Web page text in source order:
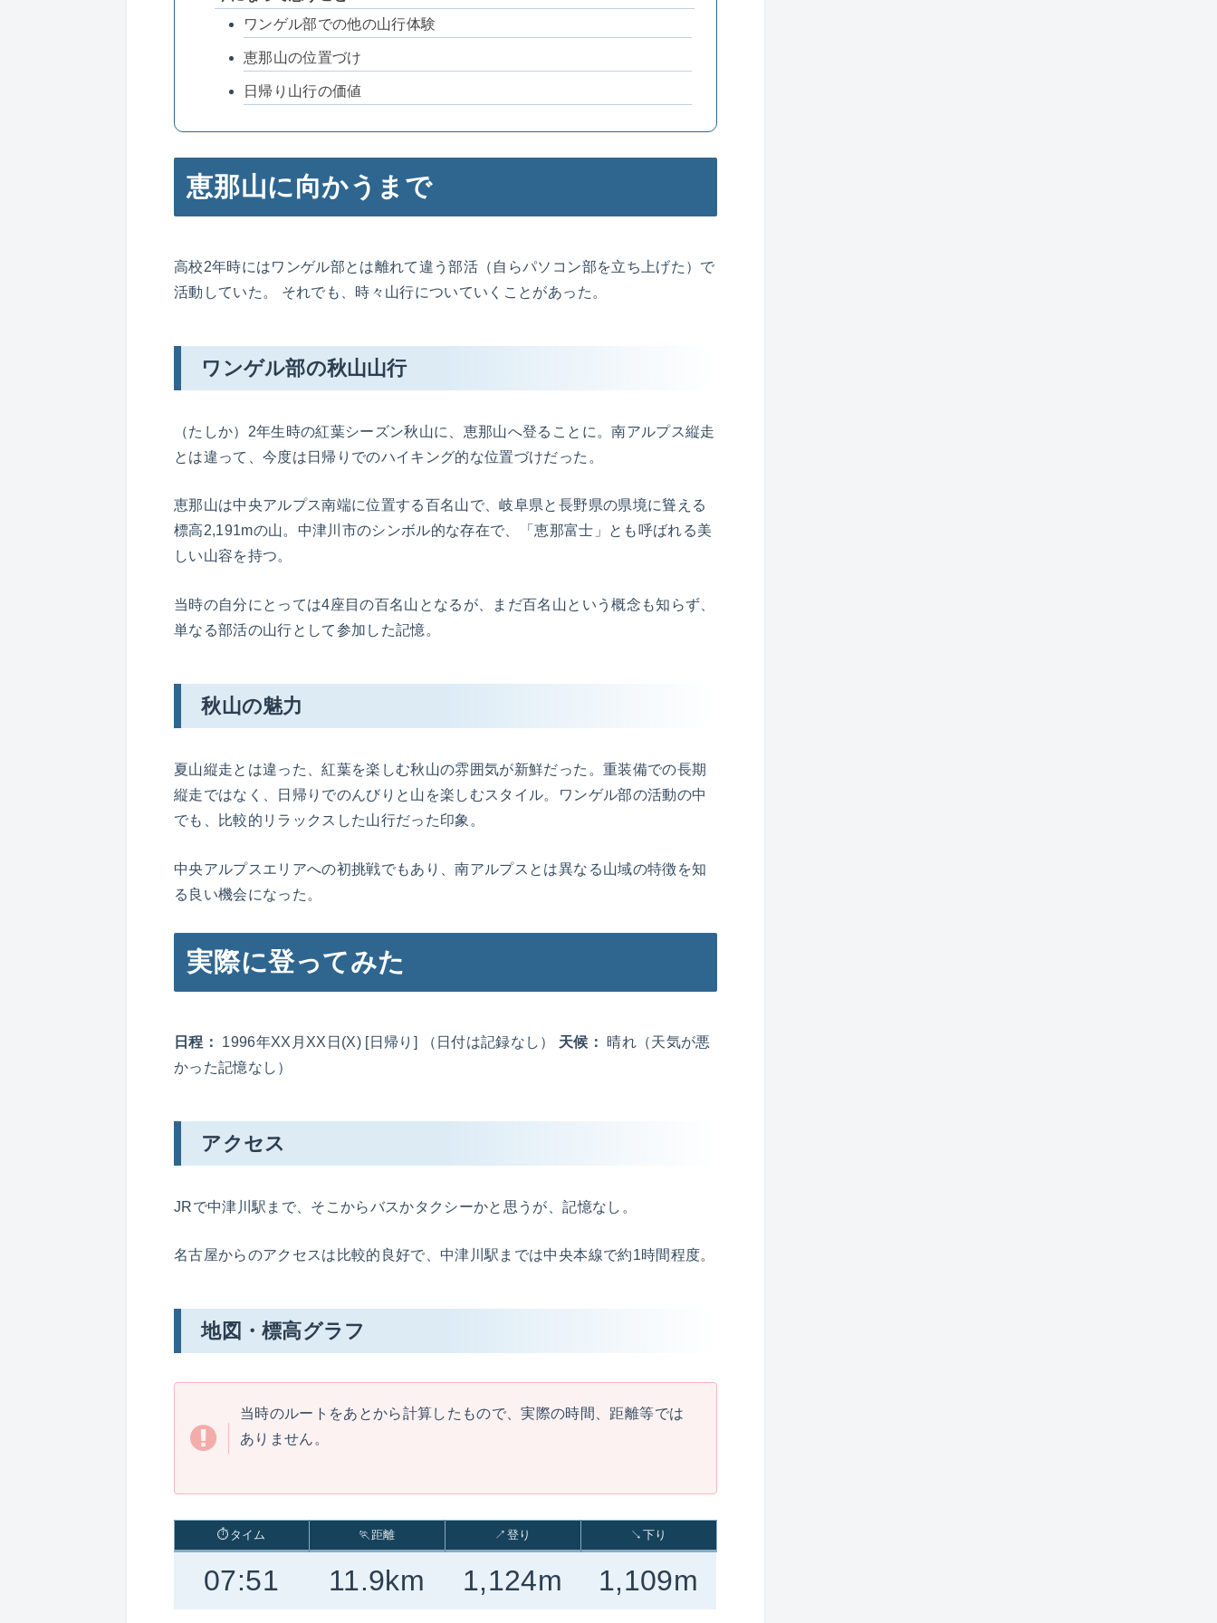
ワンゲル部での他の山行体験
恵那山の位置づけ
日帰り山行の価値
恵那山に向かうまで
高校2年時にはワンゲル部とは離れて違う部活（自らパソコン部を立ち上げた）で
活動していた。 それでも、時々山行についていくことがあった。
ワンゲル部の秋山山行
（たしか）2年生時の紅葉シーズン秋山に、恵那山へ登ることに。南アルプス縦走
とは違って、今度は日帰りでのハイキング的な位置づけだった。
恵那山は中央アルプス南端に位置する百名山で、岐阜県と長野県の県境に聳える
標高2,191mの山。中津川市のシンボル的な存在で、「恵那富士」とも呼ばれる美
しい山容を持つ。
当時の自分にとっては4座目の百名山となるが、まだ百名山という概念も知らず、
単なる部活の山行として参加した記憶。
秋山の魅力
夏山縦走とは違った、紅葉を楽しむ秋山の雰囲気が新鮮だった。重装備での長期
縦走ではなく、日帰りでのんびりと山を楽しむスタイル。ワンゲル部の活動の中
でも、比較的リラックスした山行だった印象。
中央アルプスエリアへの初挑戦でもあり、南アルプスとは異なる山域の特徴を知
る良い機会になった。
実際に登ってみた
日程： 1996年XX月XX日(X) [日帰り] （日付は記録なし） 天候：
晴れ（天気が悪
かった記憶なし）
アクセス
JRで中津川駅まで、そこからバスかタクシーかと思うが、記憶なし。
名古屋からのアクセスは比較的良好で、中津川駅までは中央本線で約1時間程度。
地図・標高グラフ
当時のルートをあとから計算したもので、実際の時間、距離等では
ありません。
⏱タイム 🏃距離 ↗登り ↘下り
07:51 11.9km 1,124m 1,109m